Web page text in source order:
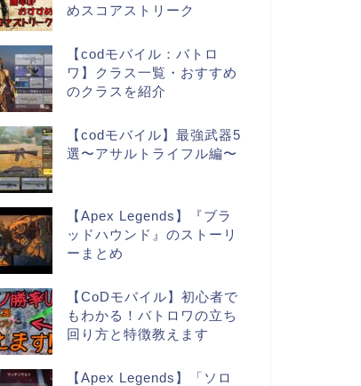
めスコアストリーク
【codモバイル：バトロ
ワ】クラス一覧・おすすめ
のクラスを紹介
【codモバイル】最強武器5
選〜アサルトライフル編〜
【Apex Legends】『ブラ
ッドハウンド』のストーリ
ーまとめ
【CoDモバイル】初心者で
もわかる！バトロワの立ち
回り方と特徴教えます
【Apex Legends】「ソロ